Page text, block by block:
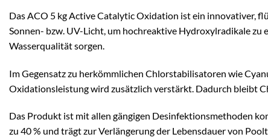
Das ACO 5 kg Active Catalytic Oxidation ist ein innovativer,
Sonnen- bzw. UV-Licht, um hochreaktive Hydroxylradikale zu
Wasserqualität sorgen.
Im Gegensatz zu herkömmlichen Chlorstabilisatoren wie
Oxidationsleistung wird zusätzlich verstärkt. Dadurch bleibt
Das Produkt ist mit allen gängigen Desinfektionsmethoden
zu 40 % und trägt zur Verlängerung der Lebensdauer von